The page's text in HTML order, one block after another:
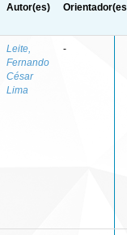
Autor(es)
Leite,
Fernando
César
Lima
-